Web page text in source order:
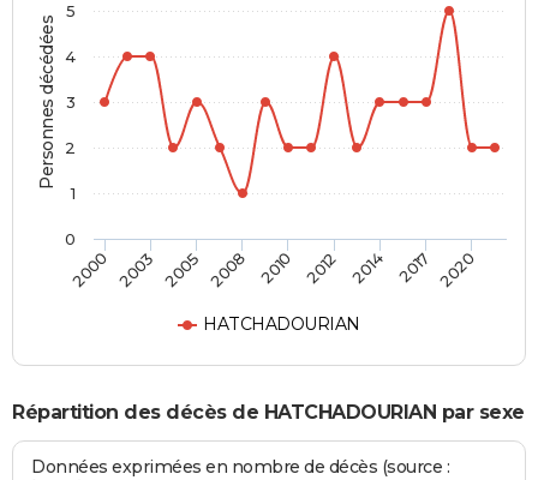
Personnes décédées
HATCHADOURIAN
2000 2003 2005 2008 2010 2012 2014 2017 2020
0
1
2
3
4
5
Répartition des décès de HATCHADOURIAN par sexe
Données exprimées en nombre de décès (source :